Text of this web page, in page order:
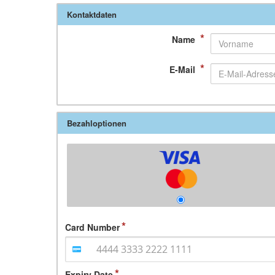
Kontaktdaten
Name *
E-Mail *
Bezahloptionen
Card Number